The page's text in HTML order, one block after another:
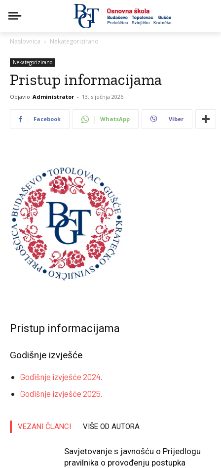
Naslovnica Nekategorizirano
Nekategorizirano
Pristup informacijama
Objavio Administrator - 13. siječnja 2026.
Facebook WhatsApp Viber
Pristup informacijama
Godišnje izvješće
Godišnje izvješće 2024.
Godišnje izvješće 2025.
VEZANI ČLANCI VIŠE OD AUTORA
Savjetovanje s javnošću o Prijedlogu
pravilnika o provođenju postupka